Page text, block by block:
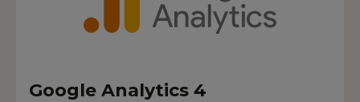
Google Analytics 4